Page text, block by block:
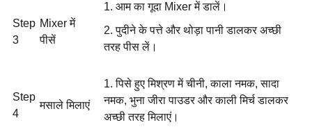
Step
3
Mixer में
पीसें
आम का गूदा Mixer में डालें।
पुदीने के पत्ते और थोड़ा पानी डालकर अच्छी
तरह पीस लें।
Step
4
मसाले मिलाएं
पिसे हुए मिश्रण में चीनी, काला नमक, सादा
नमक, भुना जीरा पाउडर और काली मिर्च डालकर
अच्छी तरह मिलाएं।